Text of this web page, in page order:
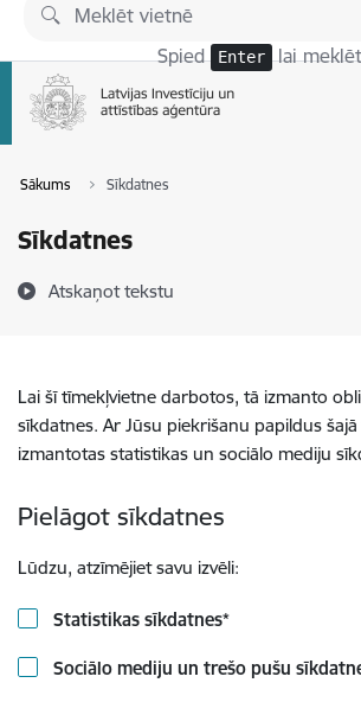
Pāriet uz lapas saturu
Spied Enter lai
Sākums Sīkdatnes
Sīkdatnes
Atskaņot tekstu
Lai šī tīmekļvietne darbotos, tā izmanto
sīkdatnes. Ar Jūsu piekrišanu papildus
izmantotas statistikas un sociālo mediju
Pielāgot sīkdatnes
Lūdzu, atzīmējiet savu izvēli:
Statistikas sīkdatnes*
Sociālo mediju un trešo pušu